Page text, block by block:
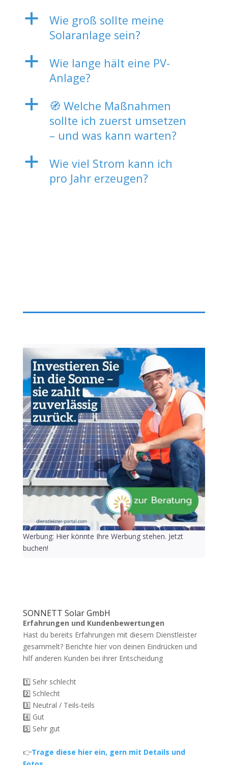
a
Wie groß sollte meine
Solaranlage sein?
a
Wie lange hält eine PV-
Anlage?
a
🧭 Welche Maßnahmen
sollte ich zuerst umsetzen
– und was kann warten?
a
Wie viel Strom kann ich
pro Jahr erzeugen?
Werbung: Hier könnte Ihre Werbung stehen. Jetzt
buchen!
SONNETT Solar GmbH
Erfahrungen und Kundenbewertungen
Hast du bereits Erfahrungen mit diesem Dienstleister
gesammelt? Berichte hier von deinen Eindrücken und
hilf anderen Kunden bei ihrer Entscheidung
1️⃣ Sehr schlecht
2️⃣ Schlecht
3️⃣ Neutral / Teils-teils
4️⃣ Gut
5️⃣ Sehr gut
👉Trage diese hier ein, gern mit Details und